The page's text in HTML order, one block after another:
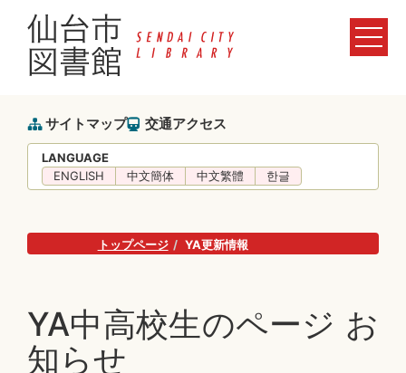
サイトマップ 交通アクセス
LANGUAGE
ENGLISH
中文簡体 中文繁體 한글
トップページ YA更新情報
YA中高校生のページ お
知らせ